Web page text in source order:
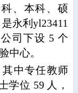
、本科、硕
永利yl23411
司下设 5 个
中心。
其中专任教师
学位 59 人，